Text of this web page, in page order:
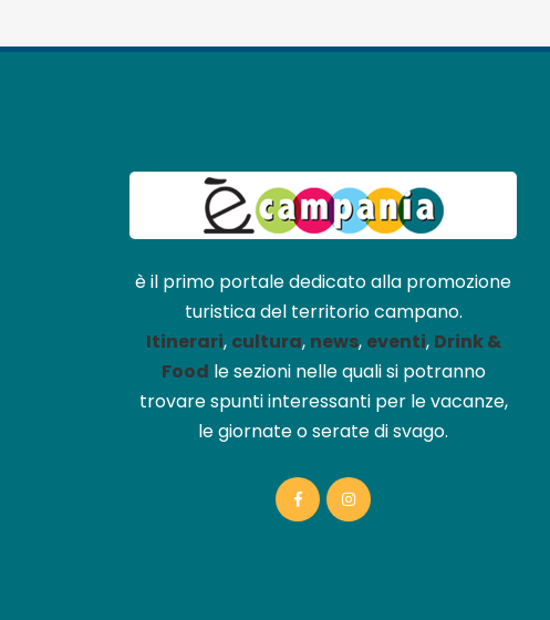
è il primo portale dedicato alla promozione
turistica del territorio campano.
Itinerari, cultura, news, eventi, Drink &
Food le sezioni nelle quali si potranno
trovare spunti interessanti per le vacanze,
le giornate o serate di svago.